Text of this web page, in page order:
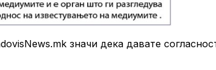
значи дека давате